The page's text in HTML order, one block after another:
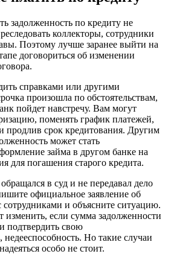
задолженность по кредиту не
коллекторы, сотрудники
Поэтому лучше заранее выйти на
договориться об изменении
справками или другими
произошла по обстоятельствам,
пойдет навстречу. Вам могут
поменять график платежей,
продлив срок кредитования. Другим
может стать
займа в другом банке на
для погашения старого кредита.
в суд и не передавал дело
официальное заявление об
сотрудниками и объясните ситуацию.
изменить, если сумма задолженности
подтвердить свою
недееспособность. Но такие случаи
особо не стоит.